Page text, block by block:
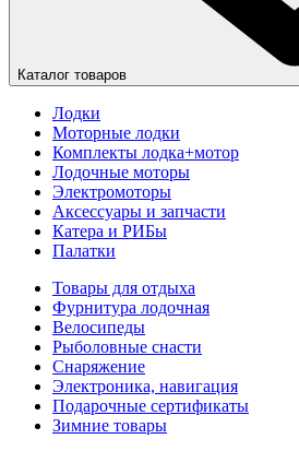
Каталог товаров
Лодки
Моторные лодки
Комплекты лодка+мотор
Лодочные моторы
Электромоторы
Аксессуары и запчасти
Катера и РИБы
Палатки
Товары для отдыха
Фурнитура лодочная
Велосипеды
Рыболовные снасти
Снаряжение
Электроника, навигация
Подарочные сертификаты
Зимние товары